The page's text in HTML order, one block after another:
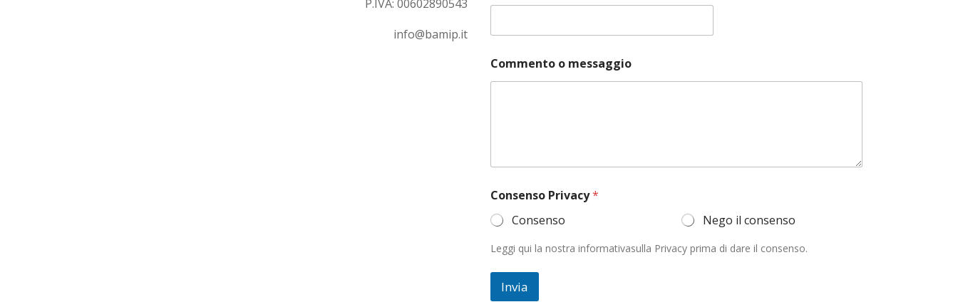
P.IVA: 00602890543
info@bamip.it
E
m
e
n
t
o
Commento o messaggio
Consenso Privacy*
Consenso
Nego il consenso
Leggi qui la nostra informativasulla Privacy prima di dare il consenso.
Invia